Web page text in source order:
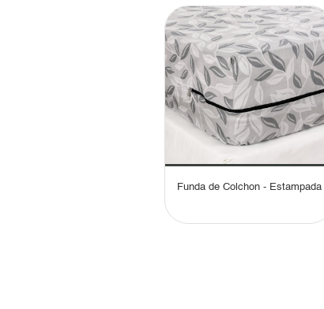
Funda de Colchon - Estampada